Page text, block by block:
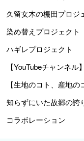
久留女木の棚田プロジ
染め替えプロジェクト
ハギレプロジェクト
【YouTubeチャンネル】
【生地のコト、産地の
知らずにいた故郷の誇
コラボレーション